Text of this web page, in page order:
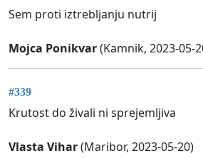
Sem proti iztrebljanju nutrij
Mojca Ponikvar(Kamnik, 2023-05-
#339
Krutost do živali ni sprejemljiva
Vlasta Vihar(Maribor, 2023-05-20)